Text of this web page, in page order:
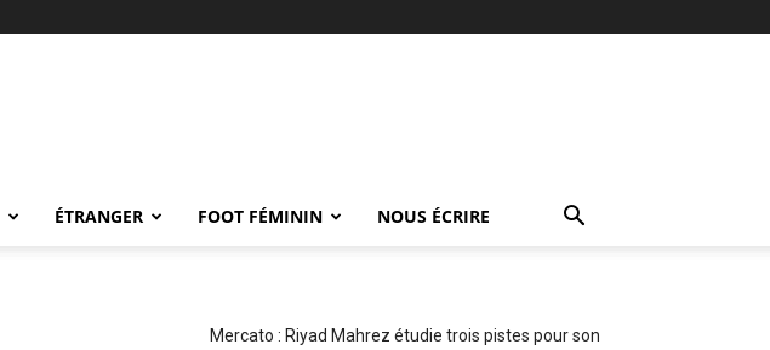
ÉTRANGER FOOT FÉMININ NOUS ÉCRIRE
Mercato : Riyad Mahrez étudie trois pistes pour son